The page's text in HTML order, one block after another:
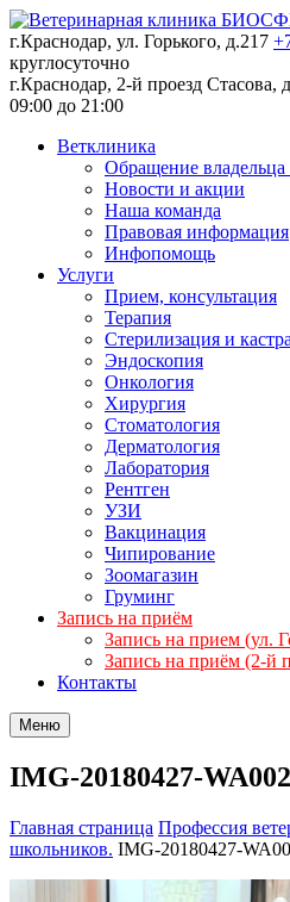
г.Краснодар, ул. Горького, д.217
круглосуточно
г.Краснодар, 2-й проезд Стасова,
09:00 до 21:00
Ветклиника
Обращение
Новости и акции
Наша команда
Правовая информация
Инфопомощь
Услуги
Прием, консультация
Терапия
Стерилизация и
Эндоскопия
Онкология
Хирургия
Стоматология
Дерматология
Лаборатория
Рентген
УЗИ
Вакцинация
Чипирование
Зоомагазин
Груминг
Запись на приём
Запись на прием (ул.
Запись на приём (2-й
Контакты
Меню
IMG-20180427-
Главная страница Профессия
школьников. IMG-20180427-